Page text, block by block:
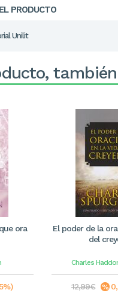
PRODUCTO
Unilit
ora
El poder de la
del
Charles
12,99€